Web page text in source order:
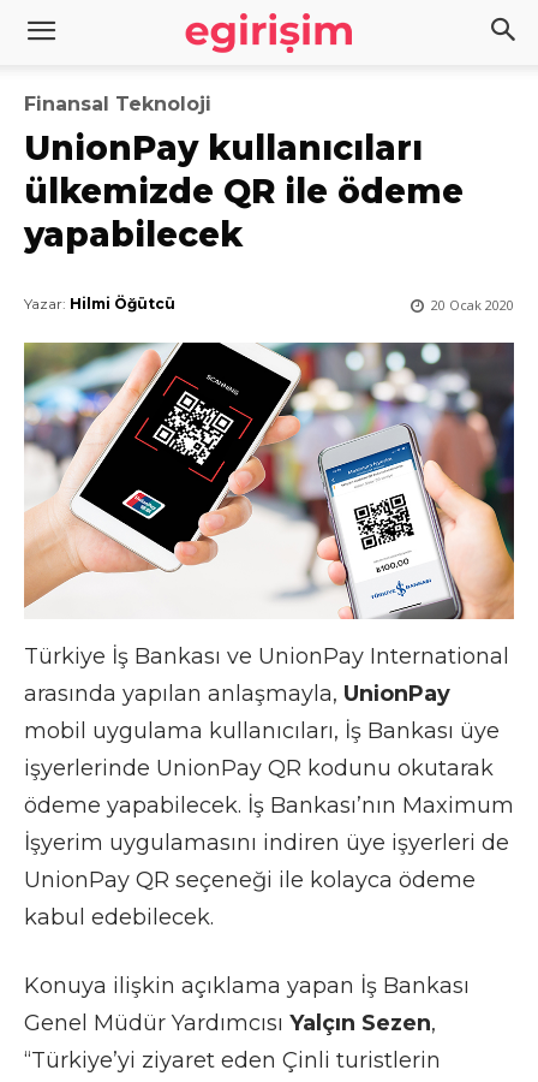
Finansal Teknoloji
UnionPay kullanıcıları
ülkemizde QR ile ödeme
yapabilecek
20 Ocak 2020
Yazar: Hilmi Öğütcü
Türkiye İş Bankası ve UnionPay International
arasında yapılan anlaşmayla, UnionPay
mobil uygulama kullanıcıları, İş Bankası üye
işyerlerinde UnionPay QR kodunu okutarak
ödeme yapabilecek. İş Bankası’nın Maximum
İşyerim uygulamasını indiren üye işyerleri de
UnionPay QR seçeneği ile kolayca ödeme
kabul edebilecek.
Konuya ilişkin açıklama yapan İş Bankası
Genel Müdür Yardımcısı Yalçın Sezen,
“Türkiye’yi ziyaret eden Çinli turistlerin